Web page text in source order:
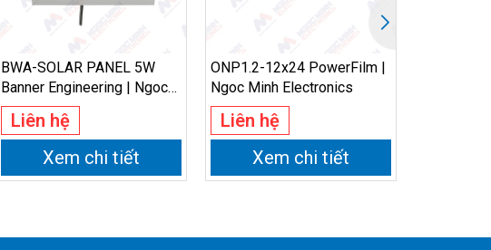
BWA-SOLAR PANEL 5W
Banner Engineering | Ngoc
Minh Electronics
Liên hệ
Xem chi tiết
ONP1.2-12x24 PowerFilm |
Ngoc Minh Electronics
Liên hệ
Xem chi tiết